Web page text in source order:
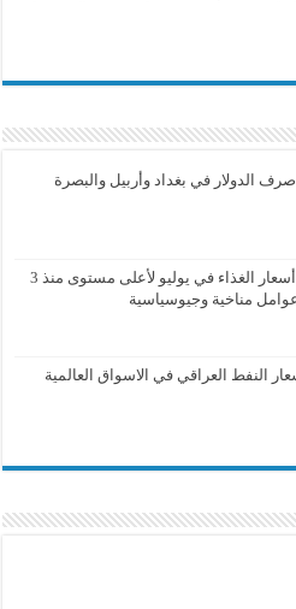
الدولار في بغداد وأربيل والبصرة
“الفاو”: ارتفاع أسعار الغذاء في يوليو لأعلى مستوى منذ 3
مناخية وجيوسياسية
النفط العراقي في الاسواق العالمية